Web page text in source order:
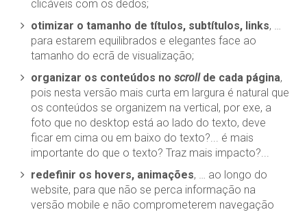
clicáveis com os dedos;
otimizar o tamanho de títulos, subtítulos, links, …
para estarem equilibrados e elegantes face ao
tamanho do ecrã de visualização;
organizar os conteúdos no scrollde cada página,
pois nesta versão mais curta em largura é natural que
os conteúdos se organizem na vertical, por exe, a
foto que no desktop está ao lado do texto, deve
ficar em cima ou em baixo do texto?... é mais
importante do que o texto? Traz mais impacto?...
redefinir os hovers, animações, … ao longo do
website, para que não se perca informação na
versão mobile e não comprometerem navegação